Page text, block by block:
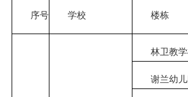
序号 学校 楼栋
林卫教学
谢兰幼儿